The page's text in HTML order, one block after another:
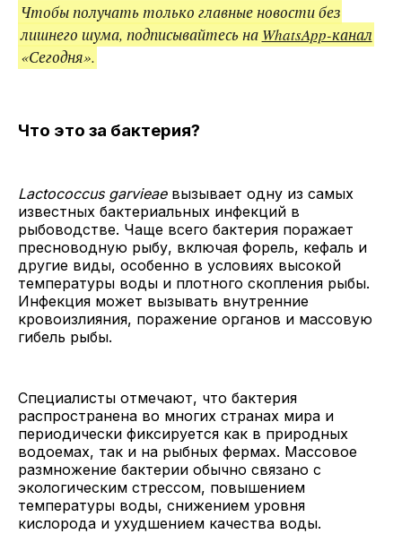
Чтобы получать только главные новости без
лишнего шума, подписывайтесь на WhatsApp-канал
«Сегодня».
Что это за бактерия?
Lactococcus garvieaeвызывает одну из самых
известных бактериальных инфекций в
рыбоводстве. Чаще всего бактерия поражает
пресноводную рыбу, включая форель, кефаль и
другие виды, особенно в условиях высокой
температуры воды и плотного скопления рыбы.
Инфекция может вызывать внутренние
кровоизлияния, поражение органов и массовую
гибель рыбы.
Специалисты отмечают, что бактерия
распространена во многих странах мира и
периодически фиксируется как в природных
водоемах, так и на рыбных фермах. Массовое
размножение бактерии обычно связано с
экологическим стрессом, повышением
температуры воды, снижением уровня
кислорода и ухудшением качества воды.